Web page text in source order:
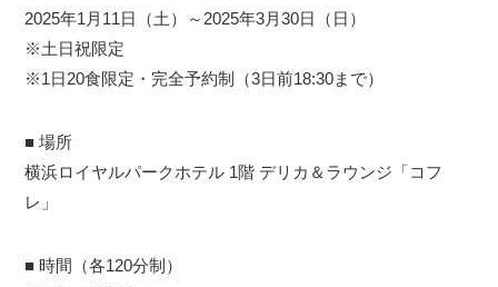
2025年1月11日（土）～2025年3月30日（日）
※土日祝限定
※1日20食限定・完全予約制（3日前18:30まで）
■ 場所
横浜ロイヤルパークホテル 1階 デリカ＆ラウンジ「コフ
レ」
■ 時間（各120分制）